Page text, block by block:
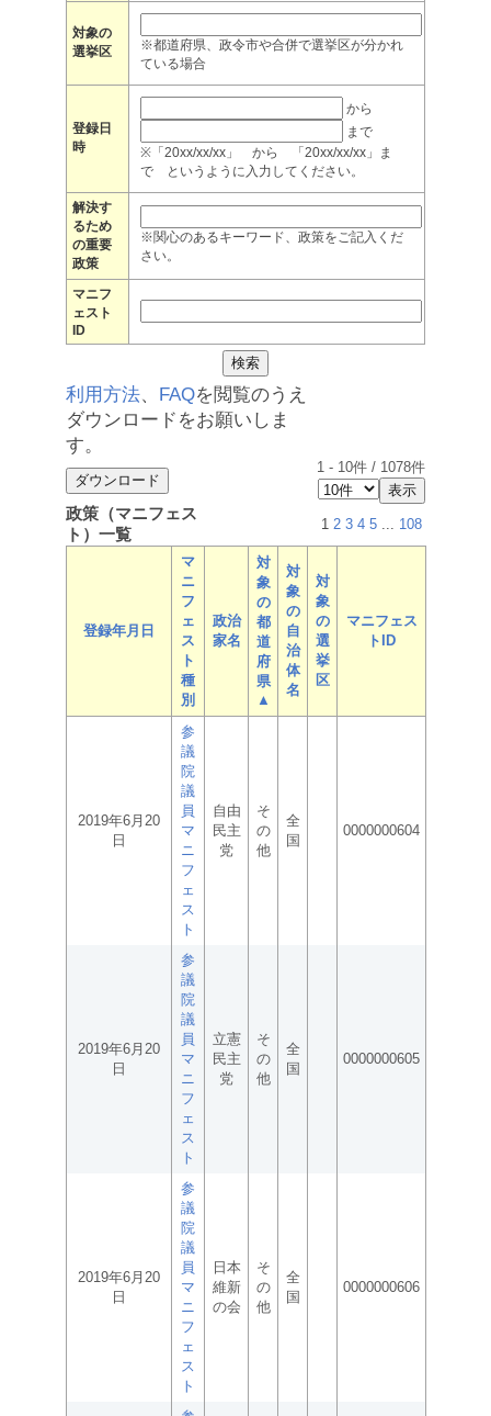
対象の
選挙区
※都道府県、政令市や合併で選挙区が分かれ
ている場合
登録日
時
から
まで
※「20xx/xx/xx」 から 「20xx/xx/xx」ま
で というように入力してください。
解決す
るため
の重要
政策
※関心のあるキーワード、政策をご記入くだ
さい。
マニフ
ェスト
ID
利用方法、 FAQを閲覧のうえ
ダウンロードをお願いしま
す。
1 - 10件 / 1078件
政策（マニフェス
ト）一覧
1 2 3 4 5 ... 108
登録年月日
マ
ニ
フ
ェ
ス
ト
種
別
政治
家名
対
象
の
都
道
府
県
▲
対
象
の
自
治
体
名
対
象
の
選
挙
区
マニフェス
トID
2019年6月20
日
参
議
院
議
員
マ
ニ
フ
ェ
ス
ト
自由
民主
党
そ
の
他
全
国
0000000604
2019年6月20
日
参
議
院
議
員
マ
ニ
フ
ェ
ス
ト
立憲
民主
党
そ
の
他
全
国
0000000605
2019年6月20
日
参
議
院
議
員
マ
ニ
フ
ェ
ス
ト
日本
維新
の会
そ
の
他
全
国
0000000606